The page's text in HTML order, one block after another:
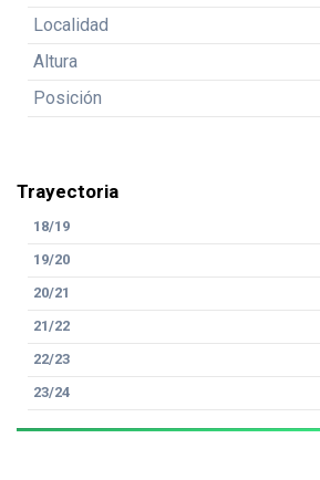
Localidad
Altura
Posición
Trayectoria
18/19
19/20
20/21
21/22
22/23
23/24